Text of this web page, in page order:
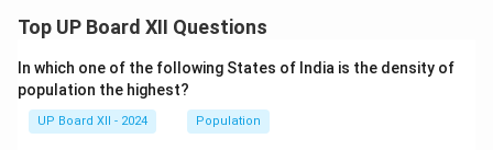
Top UP Board XII Questions
In which one of the following States of India is the density of
population the highest?
UP Board XII - 2024 Population